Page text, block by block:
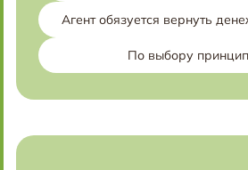
Агент обязуется вернуть
По выбору